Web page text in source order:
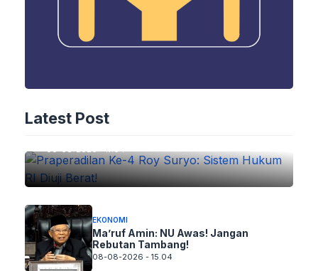
Latest Post
Praperadilan Ke-4 Roy Suryo:
Sistem Hukum RI Diuji Berat!
08-08-2026 - 17.04
EKONOMI
Ma’ruf Amin: NU Awas! Jangan
Rebutan Tambang!
08-08-2026 - 15.04